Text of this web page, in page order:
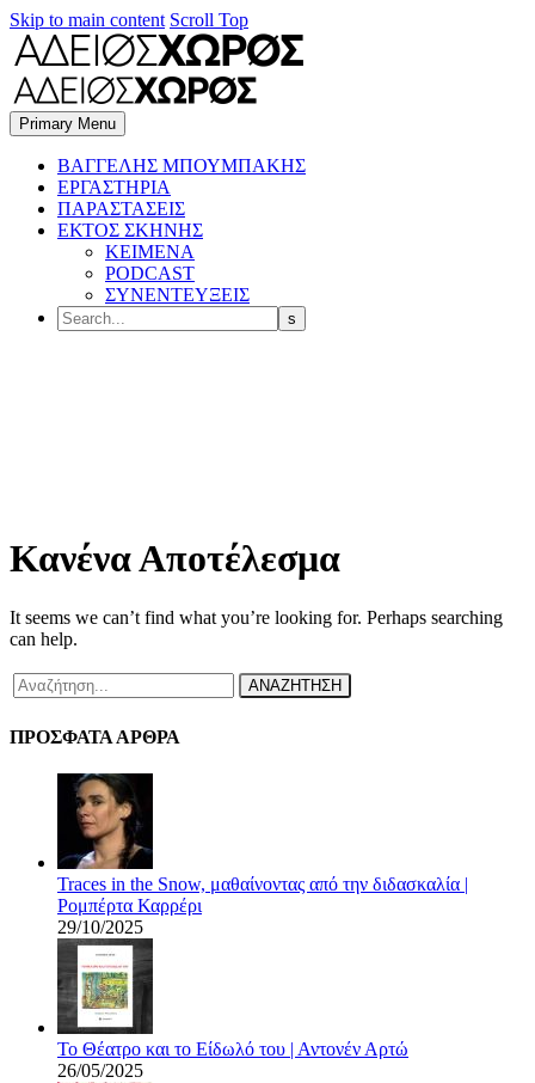
Skip to main content Scroll Top
Primary Menu
BΑΓΓΕΛΗΣ ΜΠΟΥΜΠΑΚΗΣ
ΕΡΓΑΣΤΗΡΙΑ
ΠΑΡΑΣΤΑΣΕΙΣ
ΕΚΤΟΣ ΣΚΗΝΗΣ
ΚΕΙΜΕΝΑ
PODCAST
ΣΥΝΕΝΤΕΥΞΕΙΣ
Κανένα Αποτέλεσμα
It seems we can’t find what you’re looking for. Perhaps searching
can help.
ΑΝΑΖΗΤΗΣΗ
ΠΡΟΣΦΑΤΑ ΑΡΘΡΑ
Traces in the Snow, μαθαίνοντας από την διδασκαλία |
Ρομπέρτα Καρρέρι
29/10/2025
Το Θέατρο και το Είδωλό του | Αντονέν Αρτώ
26/05/2025